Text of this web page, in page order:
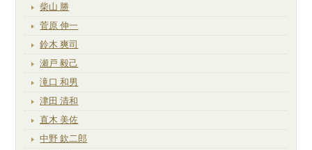
柴山 勝
菅原 伸一
鈴木 爽司
瀬戸 毅己
滝口 和男
津田 清和
直木 美佐
中野 欽二郎